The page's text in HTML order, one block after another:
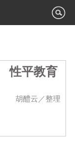
性平教育
胡醴云／整理